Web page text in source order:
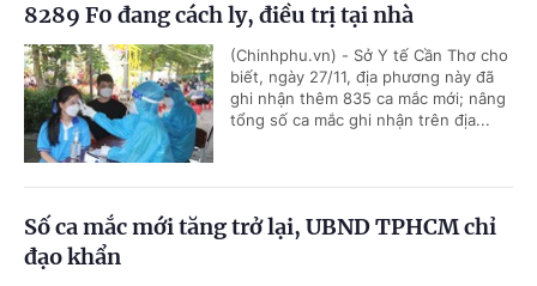
8289 F0 đang cách ly, điều trị tại nhà
(Chinhphu.vn) - Sở Y tế Cần Thơ cho
biết, ngày 27/11, địa phương này đã
ghi nhận thêm 835 ca mắc mới; nâng
tổng số ca mắc ghi nhận trên địa...
Số ca mắc mới tăng trở lại, UBND TPHCM chỉ
đạo khẩn